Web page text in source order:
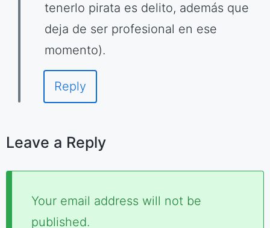
tenerlo pirata es delito, además que
deja de ser profesional en ese
momento).
Reply
Leave a Reply
Your email address will not be
published.
Required